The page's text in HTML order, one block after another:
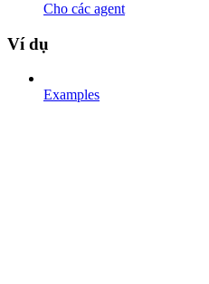
Cho các agent
Ví dụ
Examples